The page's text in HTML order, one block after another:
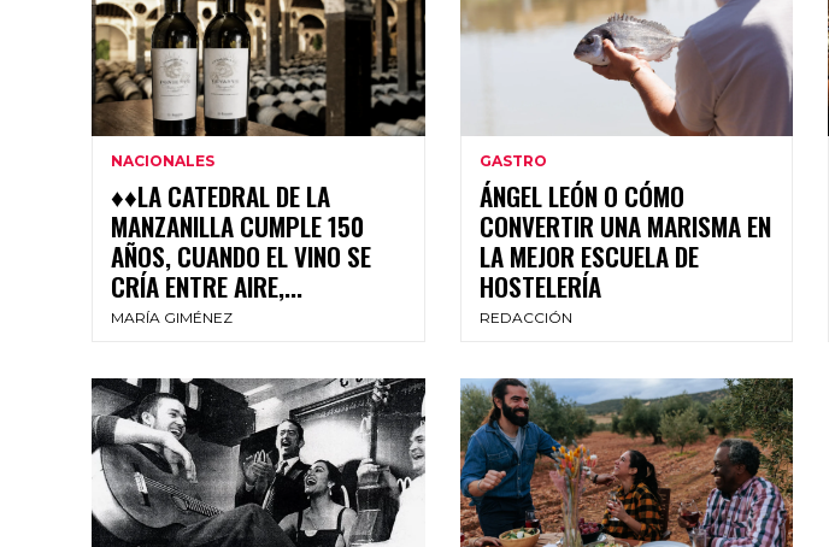
NACIONALES
♦♦LA CATEDRAL DE LA
MANZANILLA CUMPLE 150
AÑOS, CUANDO EL VINO SE
CRÍA ENTRE AIRE,...
MARÍA GIMÉNEZ
GASTRO
ÁNGEL LEÓN O CÓMO
CONVERTIR UNA MARISMA EN
LA MEJOR ESCUELA DE
HOSTELERÍA
REDACCIÓN